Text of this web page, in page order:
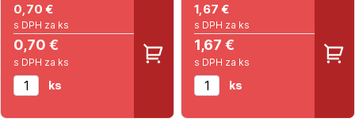
0,70 €
s DPH za ks
0,70 €
s DPH za ks
ks
1,67 €
s DPH za ks
1,67 €
s DPH za ks
ks